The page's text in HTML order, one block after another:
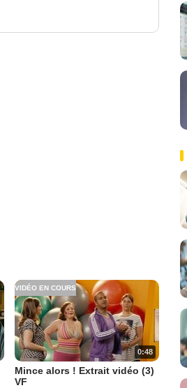
0:48
VIDÉO EN COURS
Mince alors ! Extrait vidéo (3)
VF